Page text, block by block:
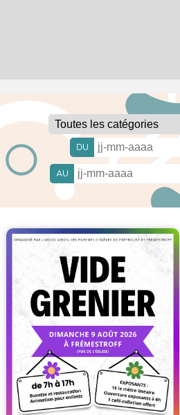
DU
AU